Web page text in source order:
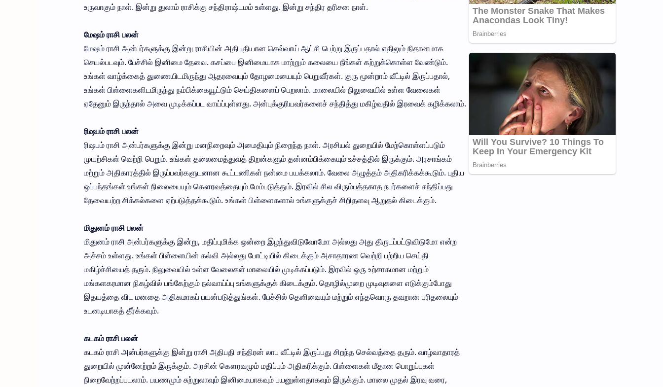
உருவாகும் நாள். இன்று துலாம் ராசிக்கு சந்திராஷ்டமம் உள்ளது. இன்று சந்திர தரிசன நாள்.
மேஷம் ராசி பலன்
மேஷம் ராசி அன்பர்களுக்கு இன்று ராசியின் அதிபதியான செவ்வாய் ஆட்சி பெற்று இருப்பதால் எதிலும் நிதானமாக
செயல்படவும். பேச்சில் இனிமை தேவை. கசப்பை இனிமையாக மாற்றும் கலையை நீங்கள் கற்றுக்கொள்ள வேண்டும்.
உங்கள் வாழ்க்கைத் துணையிடமிருந்து ஆதரவையும் தோழமையையும் பெறுவீர்கள். குரு மூன்றாம் வீட்டில் இருப்பதால்,
உங்கள் பிள்ளைகளிடமிருந்து நம்பிக்கையூட்டும் செய்திகளைப் பெறலாம். மாலையில் நிலுவையில் உள்ள வேலைகள்
ஏதேனும் இருந்தால் அவை முடிக்கப்பட வாய்ப்புள்ளது. அன்புக்குரியவர்களைச் சந்தித்து மகிழ்வதில் இரவைக் கழிக்கலாம்.
ரிஷபம் ராசி பலன்
ரிஷபம் ராசி அன்பர்களுக்கு இன்று மனநிறைவும் அமைதியும் நிறைந்த நாள். அரசியல் துறையில் மேற்கொள்ளப்படும்
முயற்சிகள் வெற்றி பெறும். உங்கள் தலைமைத்துவத் திறன்களும் தன்னம்பிக்கையும் உச்சத்தில் இருக்கும். அரசாங்கம்
மற்றும் அதிகாரத்தில் இருப்பவர்களுடனான கூட்டணிகள் நன்மை பயக்கலாம். வேலை அழுத்தம் அதிகரிக்கக்கூடும். புதிய
ஒப்பந்தங்கள் உங்கள் நிலையையும் கௌரவத்தையும் மேம்படுத்தும். இரவில் சில விரும்பத்தகாத நபர்களைச் சந்திப்பது
தேவையற்ற சிக்கல்களை ஏற்படுத்தக்கூடும். உங்கள் பிள்ளைகளால் உங்களுக்குச் சிறிதளவு ஆறுதல் கிடைக்கும்.
மிதுனம் ராசி பலன்
மிதுனம் ராசி அன்பர்களுக்கு இன்று, மதிப்புமிக்க ஒன்றை இழந்துவிடுவோமோ அல்லது அது திருடப்பட்டுவிடுமோ என்ற
அச்சம் உள்ளது. உங்கள் பிள்ளையின் கல்வி அல்லது போட்டியில் கிடைக்கும் அசாதாரண வெற்றி பற்றிய செய்தி
மகிழ்ச்சியைத் தரும். நிலுவையில் உள்ள வேலைகள் மாலையில் முடிக்கப்படும். இரவில் ஒரு உற்சாகமான மற்றும்
மங்களகரமான நிகழ்வில் பங்கேற்கும் நல்வாய்ப்பு உங்களுக்குக் கிடைக்கும். தொழில்முறை முடிவுகளை எடுக்கும்போது
இதயத்தை விட மனதை அதிகமாகப் பயன்படுத்துங்கள். பேச்சில் தெளிவையும் மற்றும் எந்தவொரு தவறான புரிதலையும்
உடனடியாகத் தீர்க்கவும்.
கடகம் ராசி பலன்
கடகம் ராசி அன்பர்களுக்கு இன்று ராசி அதிபதி சந்திரன் லாப வீட்டில் இருப்பது சிறந்த செல்வத்தை தரும். வாழ்வாதாரத்
துறையில் முன்னேற்றம் இருக்கும். அரசின் கௌரவமும் மதிப்பும் அதிகரிக்கும். பிள்ளைகள் மீதான பொறுப்புகள்
நிறைவேற்றப்படலாம். பயணமும் சுற்றுலாவும் இனிமையாகவும் பயனுள்ளதாகவும் இருக்கும். மாலை முதல் இரவு வரை,